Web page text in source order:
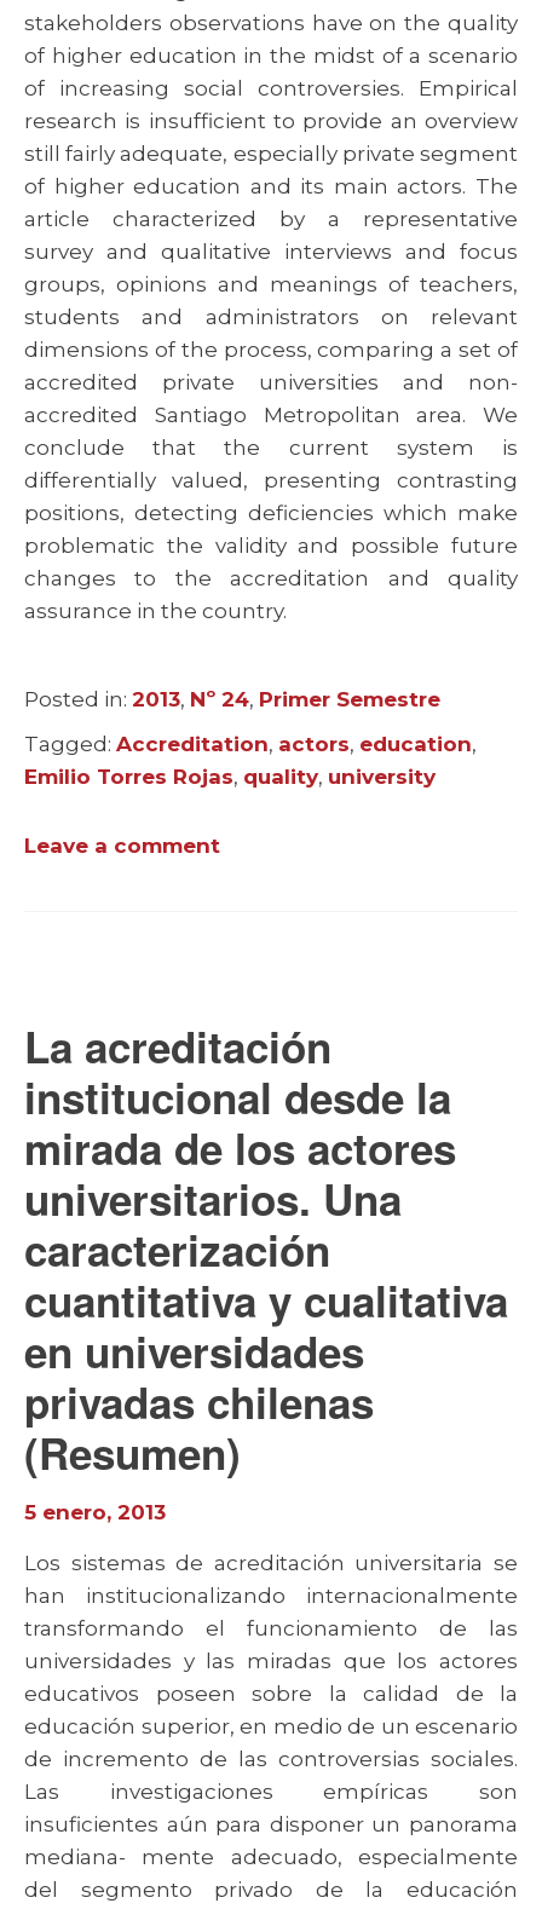
stakeholders observations have on the quality
of higher education in the midst of a scenario
of increasing social controversies. Empirical
research is insufficient to provide an overview
still fairly adequate, especially private segment
of higher education and its main actors. The
article characterized by a representative
survey and qualitative interviews and focus
groups, opinions and meanings of teachers,
students and administrators on relevant
dimensions of the process, comparing a set of
accredited private universities and non-
accredited Santiago Metropolitan area. We
conclude that the current system is
differentially valued, presenting contrasting
positions, detecting deficiencies which make
problematic the validity and possible future
changes to the accreditation and quality
assurance in the country.
Posted in: Categories
2013, Nº 24, Primer Semestre
Tagged: Tags
Accreditation, actors, education,
Emilio Torres Rojas, quality, university
Leave a comment
La acreditación
institucional desde la
mirada de los actores
universitarios. Una
caracterización
cuantitativa y cualitativa
en universidades
privadas chilenas
(Resumen)
5 enero, 2013
Los sistemas de acreditación universitaria se
han institucionalizando internacionalmente
transformando el funcionamiento de las
universidades y las miradas que los actores
educativos poseen sobre la calidad de la
educación superior, en medio de un escenario
de incremento de las controversias sociales.
Las investigaciones empíricas son
insuficientes aún para disponer un panorama
mediana- mente adecuado, especialmente
del segmento privado de la educación